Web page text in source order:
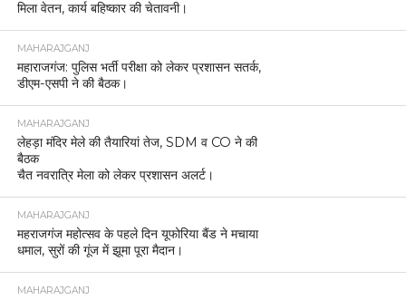
मिला वेतन, कार्य बहिष्कार की चेतावनी।
MAHARAJGANJ
महाराजगंज: पुलिस भर्ती परीक्षा को लेकर प्रशासन सतर्क,
डीएम-एसपी ने की बैठक।
MAHARAJGANJ
लेहड़ा मंदिर मेले की तैयारियां तेज, SDM व CO ने की
बैठक
चैत नवरात्रि मेला को लेकर प्रशासन अलर्ट।
MAHARAJGANJ
महराजगंज महोत्सव के पहले दिन यूफोरिया बैंड ने मचाया
धमाल, सुरों की गूंज में झूमा पूरा मैदान।
MAHARAJGANJ